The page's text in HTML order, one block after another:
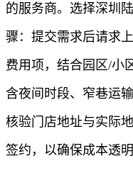
的服务商。选择深圳
骤：提交需求后请求
费用项，结合园区/小
含夜间时段、窄巷运
核验门店地址与实际
签约，以确保成本透